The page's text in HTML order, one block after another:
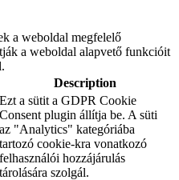
a weboldal megfelelő
a weboldal alapvető funkcióit
Description
Ezt a sütit a GDPR Cookie
Consent plugin állítja be. A süti
az "Analytics" kategóriába
tartozó cookie-kra vonatkozó
felhasználói hozzájárulás
tárolására szolgál.